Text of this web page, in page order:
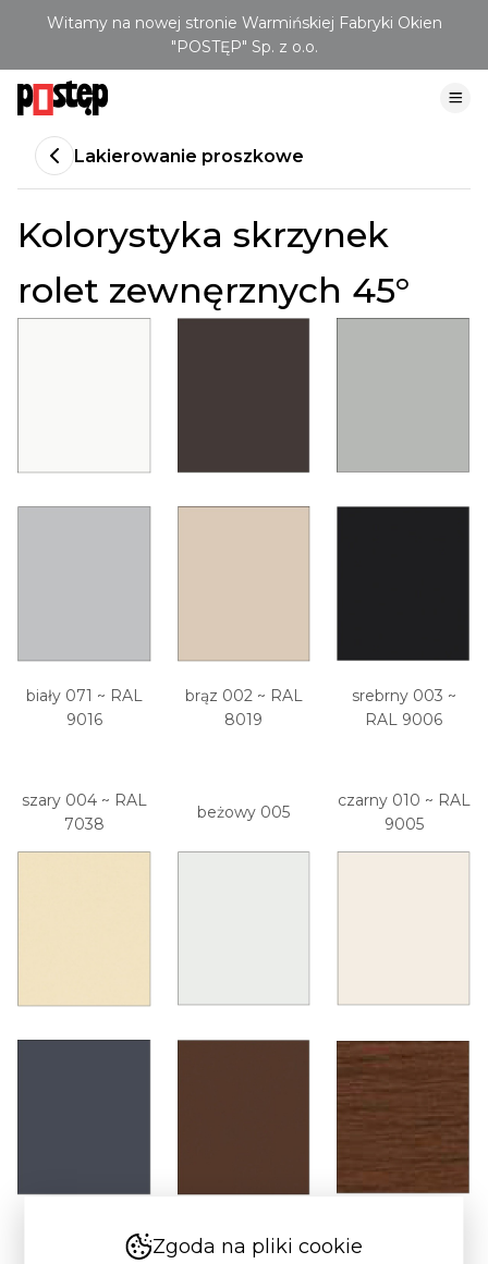
Witamy na nowej stronie Warmińskiej Fabryki Okien
"POSTĘP" Sp. z o.o.
Lakierowanie proszkowe
Kolorystyka skrzynek
rolet zewnęrznych 45°
biały 071 ~ RAL
9016
brąz 002 ~ RAL
8019
srebrny 003 ~
RAL 9006
szary 004 ~ RAL
7038
beżowy 005
czarny 010 ~ RAL
9005
kremowy 026 ~
RAL 7035
Zgoda na pliki cookie